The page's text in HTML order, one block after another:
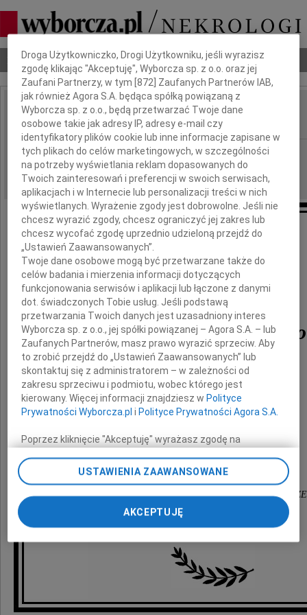
Nekrologi Odeszli Poradnik pogrzebowy
IMIĘ I NAZWISKO: Dariusz Bagiński
REGION: Opole
DATA EMISJI: 28.05.2011
z powodu śmierci
wieloletniego pracownika
Dariusza Bagińskiego
składamy
wyrazy szczerego współczucia
najbliższej Rodzinie
Zarząd Przedsiębiorstwa Geodezyjnego
wraz z pracownikami
Dbamy o Twoją prywatność
Droga Użytkowniczko, Drogi Użytkowniku, jeśli wyrazisz
zgodę klikając "Akceptuję", Wyborcza sp. z o.o. oraz jej
Zaufani Partnerzy, w tym [872] Zaufanych Partnerów IAB,
jak również Agora S.A. będąca spółką powiązaną z
Wyborcza sp. z o.o., będą przetwarzać Twoje dane
osobowe takie jak adresy IP, adresy e-mail czy
identyfikatory plików cookie lub inne informacje zapisane w
tych plikach do celów marketingowych, w szczególności
na potrzeby wyświetlania reklam dopasowanych do
Twoich zainteresowań i preferencji w swoich serwisach,
aplikacjach i w Internecie lub personalizacji treści w nich
wyświetlanych. Wyrażenie zgody jest dobrowolne. Jeśli nie
chcesz wyrazić zgody, chcesz ograniczyć jej zakres lub
chcesz wycofać zgodę uprzednio udzieloną przejdź do
„Ustawień Zaawansowanych”.
Twoje dane osobowe mogą być przetwarzane także do
celów badania i mierzenia informacji dotyczących
funkcjonowania serwisów i aplikacji lub łączone z danymi
dot. świadczonych Tobie usług. Jeśli podstawą
przetwarzania Twoich danych jest uzasadniony interes
Wyborcza sp. z o.o., jej spółki powiązanej – Agora S.A. – lub
Zaufanych Partnerów, masz prawo wyrazić sprzeciw. Aby
to zrobić przejdź do „Ustawień Zaawansowanych” lub
skontaktuj się z administratorem – w zależności od
zakresu sprzeciwu i podmiotu, wobec którego jest
kierowany. Więcej informacji znajdziesz wPolityce
Prywatności Wyborcza.pl iPolityce Prywatności Agora S.A.
Poprzez kliknięcie "Akceptuję" wyrażasz zgodę na
Wyborczej sp. z o. o. jej Zaufanych Partnerów i Agora S.A.
na Twoim urządzeniu końcowym. Możesz też w każdej
chwili zmienić swoje preferencje dot. plików cookie,
ponownie wywołując narzędzie do zarządzania Twoimi
preferencjami dot. przetwarzania danych poprzez
przechodząc do sekcji „Ustawienia zaawansowane”.
Zmiana ustawień plików cookie możliwa jest także za
My, nasi Zaufani Partnerzy i Agora S.A. możemy
USTAWIENIA ZAAWANSOWANE
AKCEPTUJĘ